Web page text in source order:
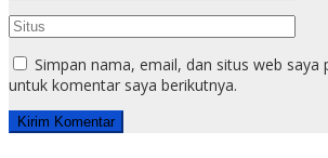
Simpan nama, email, dan situs web saya
untuk komentar saya berikutnya.